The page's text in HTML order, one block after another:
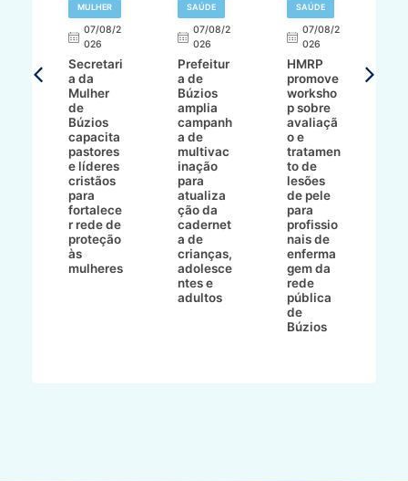
MULHER
07/08/2
026
Secretari
a da
Mulher
de
Búzios
capacita
pastores
e líderes
cristãos
para
fortalece
r rede de
proteção
às
mulheres
SAÚDE
07/08/2
026
Prefeitur
a de
Búzios
amplia
campanh
a de
multivac
inação
para
atualiza
ção da
cadernet
a de
crianças,
adolesce
ntes e
adultos
SAÚDE
07/08/2
026
HMRP
promove
worksho
p sobre
avaliaçã
o e
tratamen
to de
lesões
de pele
para
profissio
nais de
enferma
gem da
rede
pública
de
Búzios